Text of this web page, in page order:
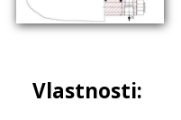
Vlastnosti: